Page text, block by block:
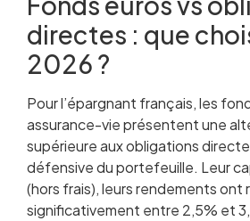
directes : que
2026 ?
Pour l’épargnant français, les
assurance-vie présentent une
supérieure aux obligations
défensive du portefeuille. Leur
(hors frais), leurs rendements ont
significativement entre 2,5% et